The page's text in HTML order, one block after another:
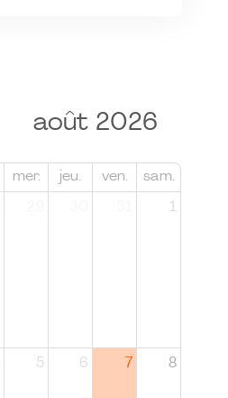
août 2026
mer. jeu. ven. sam.
1
5 6 7 8